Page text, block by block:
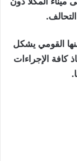
القومي يشكل
كافة الإجراءات